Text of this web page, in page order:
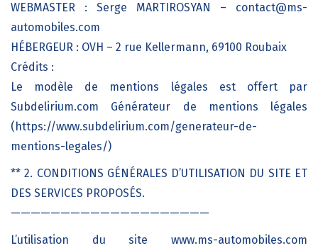
WEBMASTER : Serge MARTIROSYAN – contact@ms-
automobiles.com
HÉBERGEUR : OVH – 2 rue Kellermann, 69100 Roubaix
Crédits :
Le modèle de mentions légales est offert par
Subdelirium.com Générateur de mentions légales
(https://www.subdelirium.com/generateur-de-
mentions-legales/)
** 2. CONDITIONS GÉNÉRALES D’UTILISATION DU SITE ET
DES SERVICES PROPOSÉS.
————————————————————
L’utilisation du site www.ms-automobiles.com